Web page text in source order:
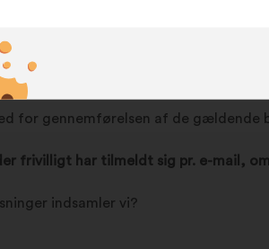
vi disse oplysninger?
for gennemførelsen af de gældende
frivilligt har tilmeldt sig pr. e-mail,
indsamler vi?